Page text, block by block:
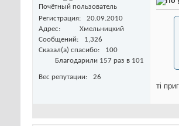
Почётный пользователь
Регистрация
20.09.2010
Адрес
Хмельницкий
Сообщений
1,326
Сказал(а) спасибо
100
Благодарили 157 раз в 101
Вес репутации 26
ті